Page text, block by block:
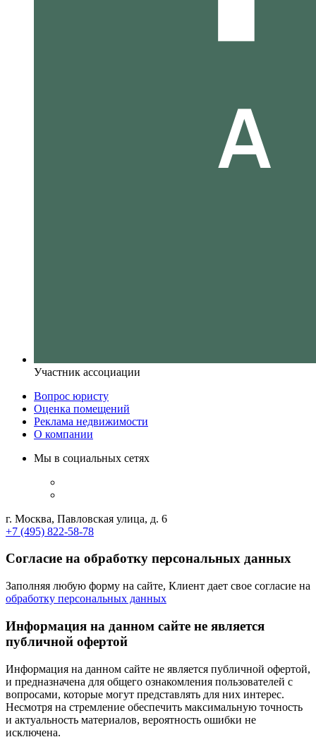
Участник ассоциации
Вопрос юристу
Оценка помещений
Реклама недвижимости
О компании
Мы в социальных сетях
г. Москва, Павловская улица, д. 6
+7 (495) 822-58-78
Согласие на обработку персональных данных
Заполняя любую форму на сайте, Клиент дает свое согласие на
обработку персональных данных
Информация на данном сайте не является
публичной офертой
Информация на данном сайте не является публичной офертой,
и предназначена для общего ознакомления пользователей с
вопросами, которые могут представлять для них интерес.
Несмотря на стремление обеспечить максимальную точность
и актуальность материалов, вероятность ошибки не
исключена.